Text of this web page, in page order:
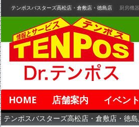
コ
ン
テ
ン
ツ
へ
移
動
テンポスバスターズ高松店・倉敷店・徳島店 厨房機
HOME 店舗案内 イベン
テンポスバスターズ高松店・倉敷店・徳